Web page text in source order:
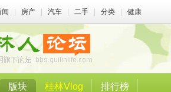
房产 汽车 二手 分类 健康
版块 桂林Vlog 排行榜